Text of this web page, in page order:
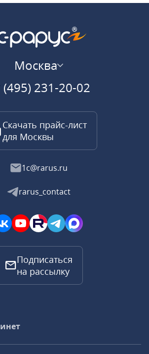
Москва
(495) 231-20-02
Скачать прайс-лист
для Москвы
1c@rarus.ru
rarus_contact
Подписаться
на рассылку